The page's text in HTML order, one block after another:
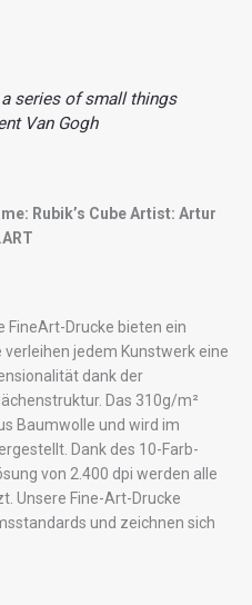
a series of small things
Van Gogh
Rubik’s CubeArtist: Artur
FineArt-Drucke bieten ein
verleihen jedem Kunstwerk eine
dank der
Das 310g/m²
Baumwolle und wird im
Dank des 10-Farb-
von 2.400 dpi werden alle
Unsere Fine-Art-Drucke
und zeichnen sich